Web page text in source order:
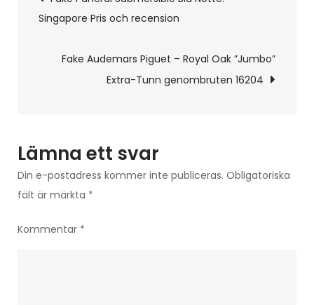
Heuer
300,
2021
Singapore Pris och recension
Fake Audemars Piguet – Royal Oak ”Jumbo”
Extra-Tunn genombruten 16204
Lämna ett svar
Din e-postadress kommer inte publiceras. Obligatoriska
fält är märkta *
Kommentar *